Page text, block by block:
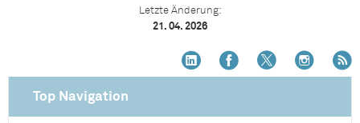
Letzte Änderung:
21. 04. 2026
Top Navigation